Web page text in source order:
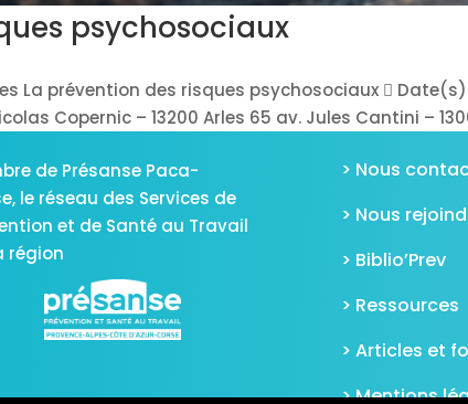
psychosociaux
La prévention des risques psychosociaux 
Copernic – 13200 Arles 65 av. Jules Cantini –
de Présanse Paca-
le réseau des Services de
et de Santé au Travail
région
> Nous
> Nous
> Biblio’Prev
> Ressources
> Articles et
> Mentions